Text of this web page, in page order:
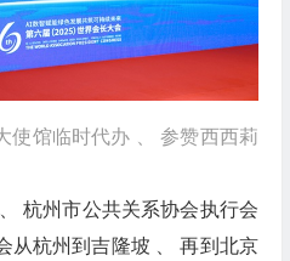
使馆临时代办 、 参赞西西莉
杭州市公共关系协会执行会
从杭州到吉隆坡 、 再到北京